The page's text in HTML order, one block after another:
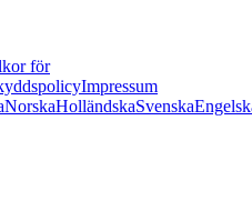
för
Impressum
NorskaHolländskaSvenska